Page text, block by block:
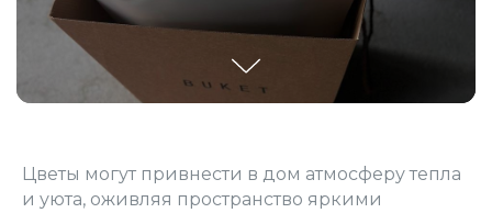
Цветы могут привнести в дом атмосферу тепла
и уюта, оживляя пространство яркими